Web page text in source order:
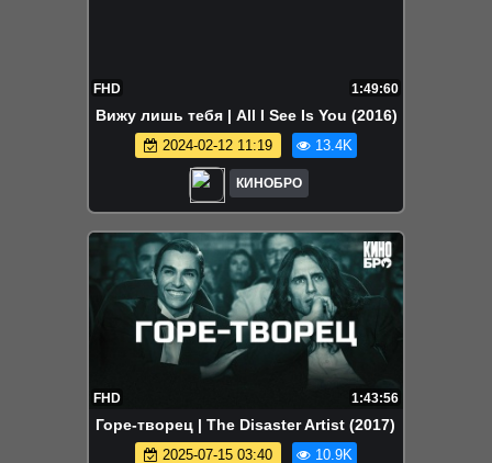
FHD 1:49:60
Вижу лишь тебя | All I See Is You (2016)
2024-02-12 11:19 13.4K
КИНОБРО
FHD 1:43:56
Горе-творец | The Disaster Artist (2017)
2025-07-15 03:40 10.9K